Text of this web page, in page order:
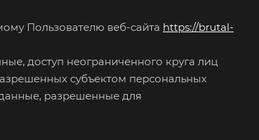
Пользователю веб-сайта https://brutal-
доступ неограниченного круга лиц
субъектом персональных
разрешенные для